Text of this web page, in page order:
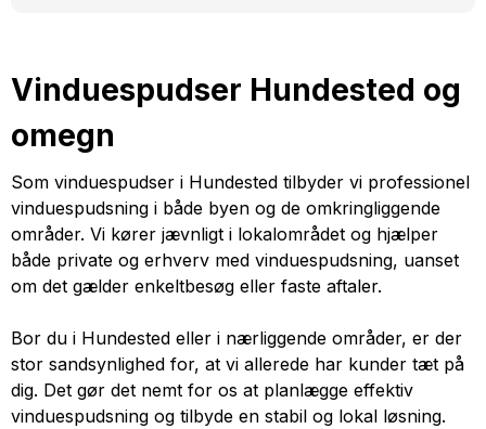
Vinduespudser Hundested og
omegn
Som vinduespudser i Hundested tilbyder vi professionel
vinduespudsning i både byen og de omkringliggende
områder. Vi kører jævnligt i lokalområdet og hjælper
både private og erhverv med vinduespudsning, uanset
om det gælder enkeltbesøg eller faste aftaler.
Bor du i Hundested eller i nærliggende områder, er der
stor sandsynlighed for, at vi allerede har kunder tæt på
dig. Det gør det nemt for os at planlægge effektiv
vinduespudsning og tilbyde en stabil og lokal løsning.